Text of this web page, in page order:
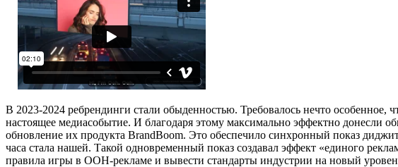
В 2023-2024 ребрендинги стали обыденностью. Требовалось нечто
настоящее медиасобытие. И благодаря этому максимально эффектно донесли
обновление их продукта BrandBoom. Это обеспечило синхронный показ
часа стала нашей. Такой одновременный показ создавал эффект «единого
правила игры в OOH-рекламе и вывести стандарты индустрии на новый